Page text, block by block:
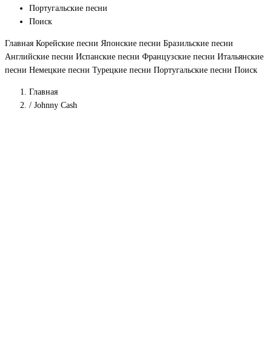
Португальские песни
Поиск
Главная Корейские песни Японские песни Бразильские песни
Английские песни Испанские песни Французские песни Итальянские
песни Немецкие песни Турецкие песни Португальские песни Поиск
Главная
/ Johnny Cash